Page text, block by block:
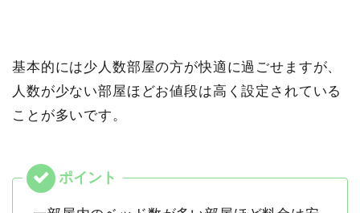
基本的には少人数部屋の方が快適に過ごせますが、
人数が少ない部屋ほどお値段は高く設定されている
ことが多いです。